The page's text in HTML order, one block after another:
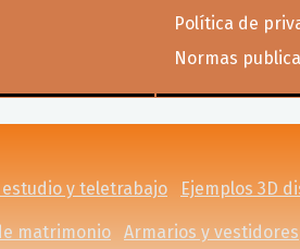
Política de
Normas
y teletrabajo Ejemplos 3D
matrimonio Armarios y vestidores